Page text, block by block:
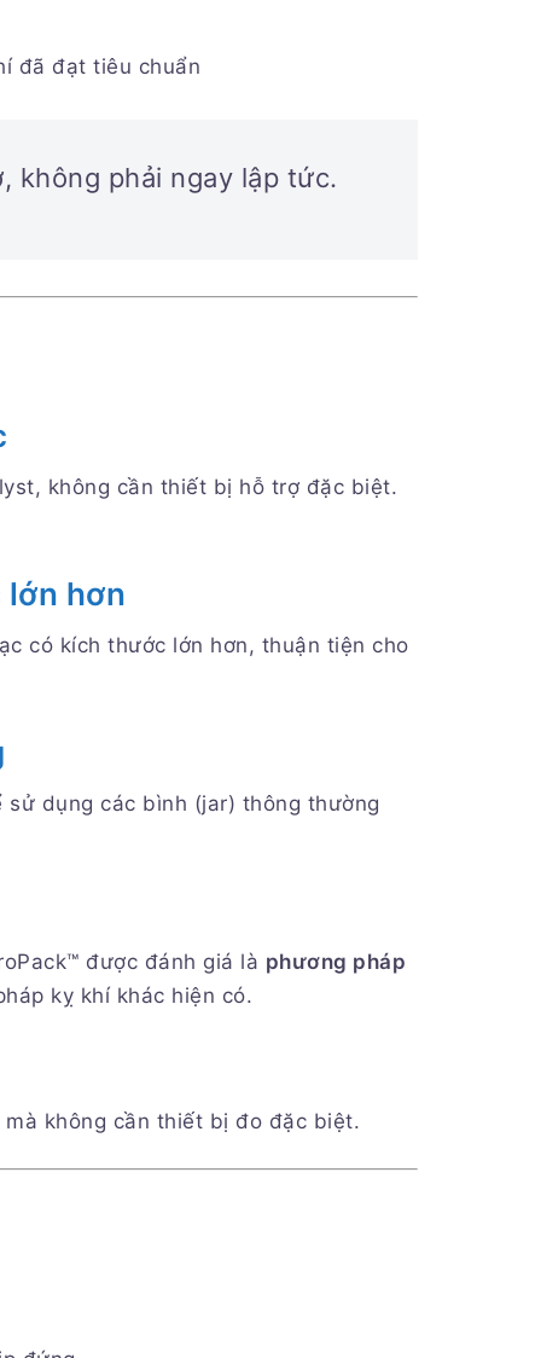
đã đạt tiêu chuẩn
không phải ngay lập tức.
không cần thiết bị hỗ trợ đặc biệt.
hơn
có kích thước lớn hơn, thuận tiện cho
dụng các bình (jar) thông thường
được đánh giá là phương pháp
kỵ khí khác hiện có.
không cần thiết bị đo đặc biệt.